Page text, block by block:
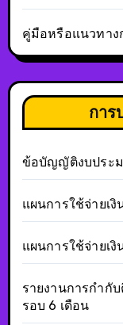
คู่มือหรือแนวทาง
การ
ข้อบัญญัติงบประ
แผนการใช้จ่ายเ
แผนการใช้จ่ายเ
รายงานการกำกั
รอบ 6 เดือน